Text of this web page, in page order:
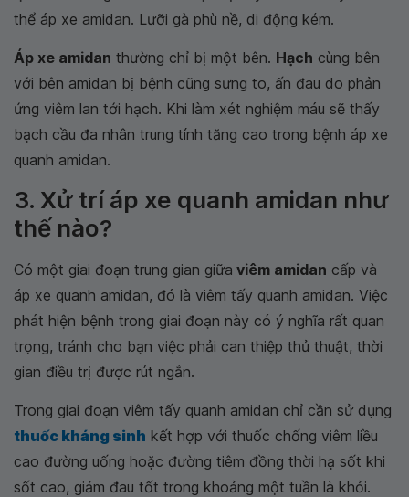
thể áp xe amidan. Lưỡi gà phù nề, di động kém.
Áp xe amidan thường chỉ bị một bên. Hạch cùng bên
với bên amidan bị bệnh cũng sưng to, ấn đau do phản
ứng viêm lan tới hạch. Khi làm xét nghiệm máu sẽ thấy
bạch cầu đa nhân trung tính tăng cao trong bệnh áp xe
quanh amidan.
3. Xử trí áp xe quanh amidan như
thế nào?
Có một giai đoạn trung gian giữa viêm amidan cấp và
áp xe quanh amidan, đó là viêm tấy quanh amidan. Việc
phát hiện bệnh trong giai đoạn này có ý nghĩa rất quan
trọng, tránh cho bạn việc phải can thiệp thủ thuật, thời
gian điều trị được rút ngắn.
Trong giai đoạn viêm tấy quanh amidan chỉ cần sử dụng
thuốc kháng sinh kết hợp với thuốc chống viêm liều
cao đường uống hoặc đường tiêm đồng thời hạ sốt khi
sốt cao, giảm đau tốt trong khoảng một tuần là khỏi.